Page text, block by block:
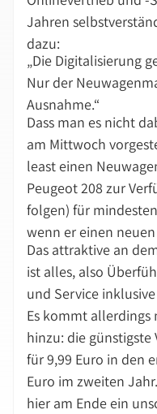
Jahren
dazu:
„Die Digitalisierung
Nur der
Ausnahme.“
Dass man es nicht
am Mittwoch
least einen
Peugeot 208 zur
folgen) für
wenn er einen
Das attraktive an
ist alles, also
und Service
Es kommt
hinzu: die günstigste
für 9,99 Euro in den
Euro im zweiten
hier am Ende ein